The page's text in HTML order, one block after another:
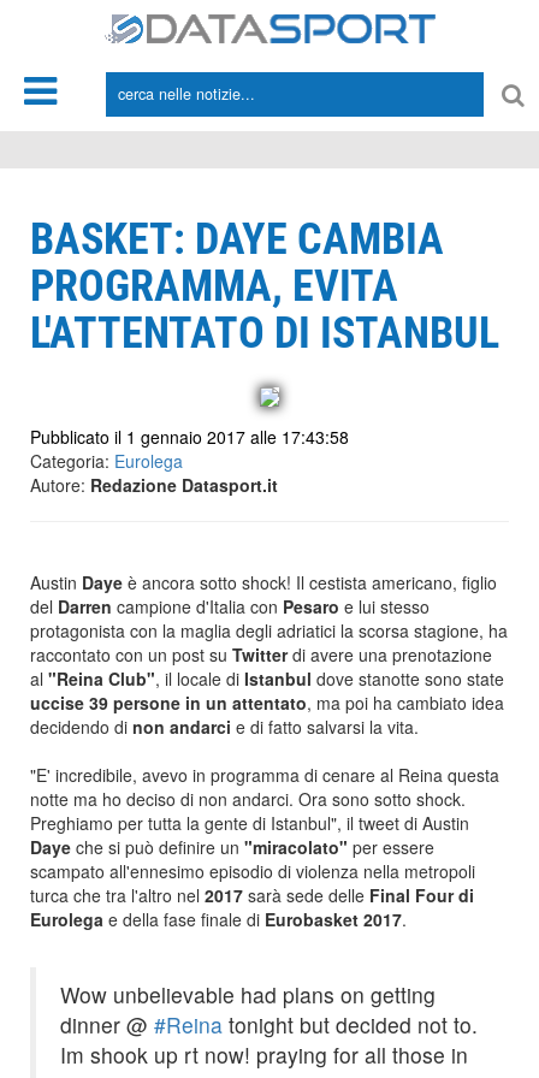
BASKET: DAYE CAMBIA
PROGRAMMA, EVITA
L'ATTENTATO DI ISTANBUL
Pubblicato il 1 gennaio 2017 alle 17:43:58
Categoria: Eurolega
Autore: Redazione Datasport.it
Austin Daye è ancora sotto shock! Il cestista americano, figlio
del Darren campione d'Italia con Pesaro e lui stesso
protagonista con la maglia degli adriatici la scorsa stagione, ha
raccontato con un post su Twitterdi avere una prenotazione
al "Reina Club", il locale di Istanbul dove stanotte sono state
uccise 39 persone in un attentato, ma poi ha cambiato idea
decidendo di non andarci e di fatto salvarsi la vita.
"E' incredibile, avevo in programma di cenare al Reina questa
notte ma ho deciso di non andarci. Ora sono sotto shock.
Preghiamo per tutta la gente di Istanbul", il tweet di Austin
Daye che si può definire un "miracolato" per essere
scampato all'ennesimo episodio di violenza nella metropoli
turca che tra l'altro nel 2017 sarà sede delle Final Four di
Eurolega e della fase finale di Eurobasket 2017.
Wow unbelievable had plans on getting
dinner @ #Reina tonight but decided not to.
Im shook up rt now! praying for all those in